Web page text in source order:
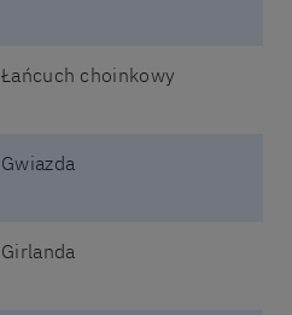
Łańcuch choinkowy
Gwiazda
Girlanda